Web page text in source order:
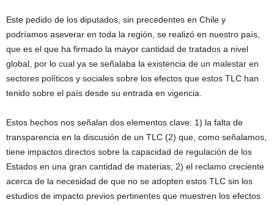
Este pedido de los diputados, sin precedentes en Chile y
podríamos aseverar en toda la región, se realizó en nuestro país,
que es el que ha firmado la mayor cantidad de tratados a nivel
global, por lo cual ya se señalaba la existencia de un malestar en
sectores políticos y sociales sobre los efectos que estos TLC han
tenido sobre el país desde su entrada en vigencia.
Estos hechos nos señalan dos elementos clave: 1) la falta de
transparencia en la discusión de un TLC (2) que, como señalamos,
tiene impactos directos sobre la capacidad de regulación de los
Estados en una gran cantidad de materias; 2) el reclamo creciente
acerca de la necesidad de que no se adopten estos TLC sin los
estudios de impacto previos pertinentes que muestren los efectos